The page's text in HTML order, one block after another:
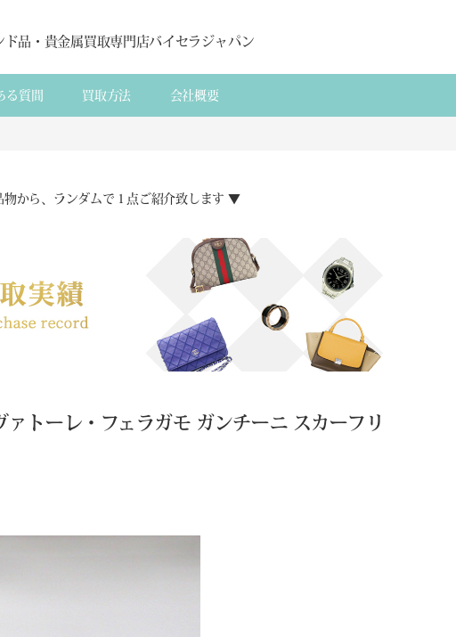
品・貴金属買取専門店バイセラジャパン
る質間 買取方法 会社概要
から、ランダムで１点ご紹介致します ▼
トーレ・フェラガモ ガンチーニ スカーフリ